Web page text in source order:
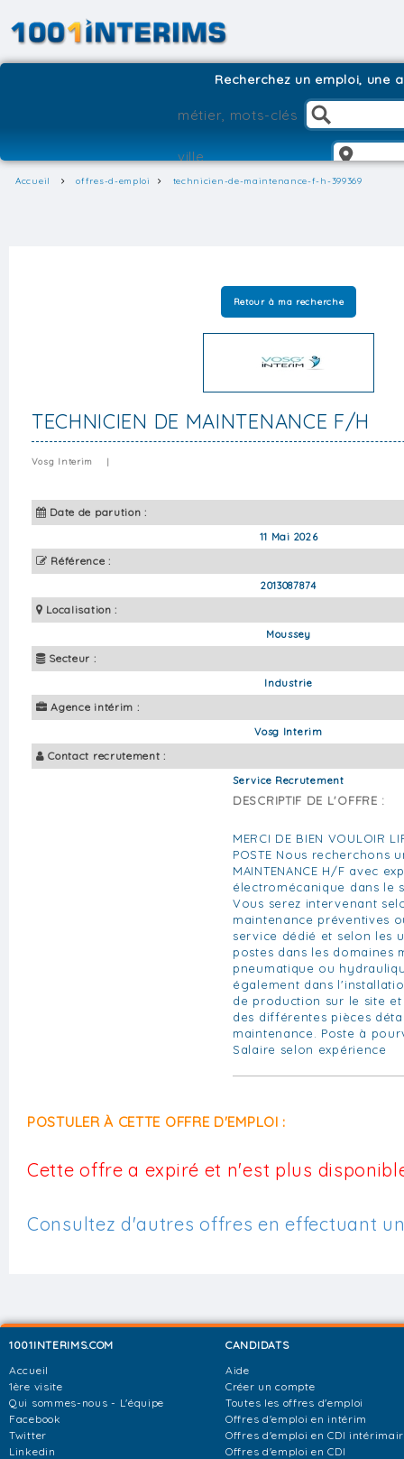
Recherchez un emploi, une
Accueil offres-d-emploi technicien-de-maintenance-f-h-399369
Retour à ma recherche
TECHNICIEN DE MAINTENANCE F/H
Vosg Interim |
Date de parution :
11 Mai 2026
Référence :
2013087874
Localisation :
Moussey
Secteur :
Industrie
Agence intérim :
Vosg Interim
Contact recrutement :
Service Recrutement
DESCRIPTIF DE L'OFFRE :
MERCI DE BIEN VOULOIR
POSTE Nous recherchons
MAINTENANCE H/F avec
électromécanique dans le
Vous serez intervenant
maintenance préventives
service dédié et selon les
postes dans les domaines
pneumatique ou
également dans
de production sur le site
des différentes pièces
maintenance. Poste à
Salaire selon expérience
POSTULER À CETTE OFFRE D'EMPLOI :
Cette offre a expiré et n'est plus
Consultez d'autres offres en effectuant
1001INTERIMS.COM
Accueil
1ère visite
Qui sommes-nous - L'équipe
Facebook
Twitter
Linkedin
CANDIDATS
Aide
Créer un compte
Toutes les offres d'emploi
Offres d'emploi en intérim
Offres d'emploi en CDI
Offres d'emploi en CDI